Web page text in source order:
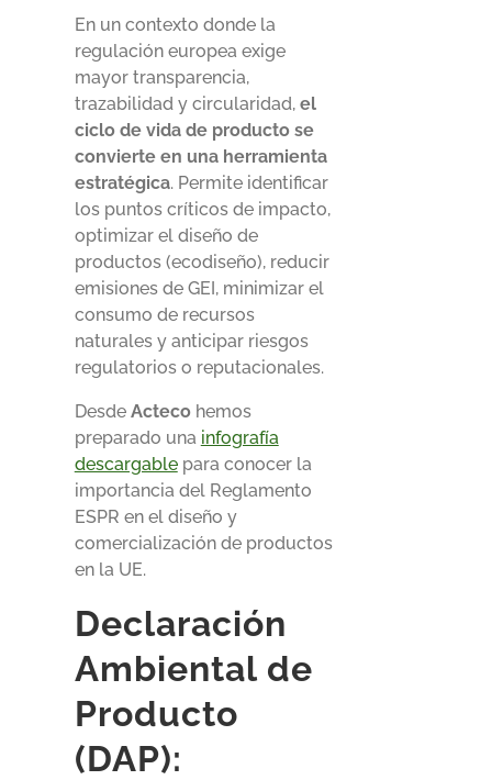
En un contexto donde la
regulación europea exige
mayor transparencia,
trazabilidad y circularidad,el
ciclo de vida de producto se
convierte en una herramienta
estratégica. Permite identificar
los puntos críticos de impacto,
optimizar el diseño de
productos (ecodiseño), reducir
emisiones de GEI, minimizar el
consumo de recursos
naturales y anticipar riesgos
regulatorios o reputacionales.
Desde Actecohemos
preparado una infografía
descargablepara conocer la
importancia del Reglamento
ESPR en el diseño y
comercialización de productos
en la UE.
Declaración
Ambiental de
Producto
(DAP):